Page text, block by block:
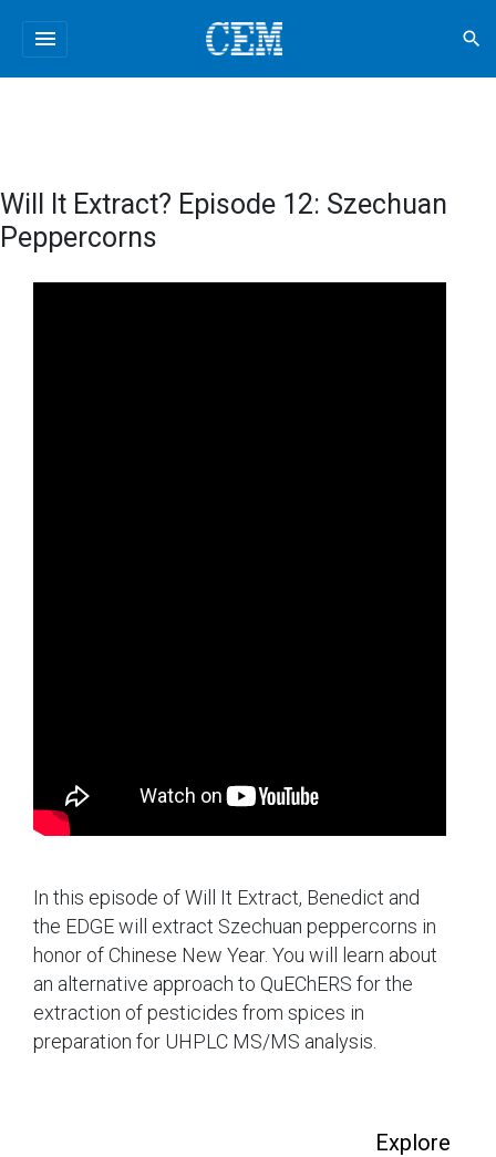
menu search
Will It Extract? Episode 12: Szechuan
Peppercorns
In this episode of Will It Extract, Benedict and
the EDGE will extract Szechuan peppercorns in
honor of Chinese New Year. You will learn about
an alternative approach to QuEChERS for the
extraction of pesticides from spices in
preparation for UHPLC MS/MS analysis.
Explore